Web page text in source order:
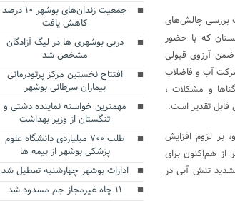
بررسی چالش‌های
که با حضور
آرزوی قبولی
شرکت آب و فاضلاب
و مشکلات ،
قابل تقدیر است.
بر لزوم افزایش
هم‌اکنون برای
تنش آبی در
جمعیت زندان‌های بوشهر ۱۰ درصد
کاهش یافت
دربی بوشهری ها در لیگ آزادگان
مشخص شد
افتتاح نخستین مرکز پرتودرمانی
بیماران سرطانی بوشهر
مهمترین خواسته نماینده دشتی و
تنگستان از وزیر بهداشت
طلب ۷۰۰ میلیاردی دانشگاه علوم
پزشکی بوشهر از بیمه ها
ادارات بوشهر چهارشنبه تعطیل شد
۱۱ چاه غیرمجاز جم مسدود شد